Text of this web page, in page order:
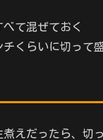
て混ぜておく
くらいに切って
えだったら、切